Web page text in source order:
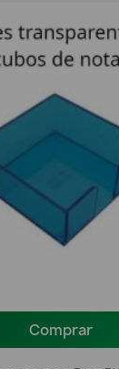
Comprar